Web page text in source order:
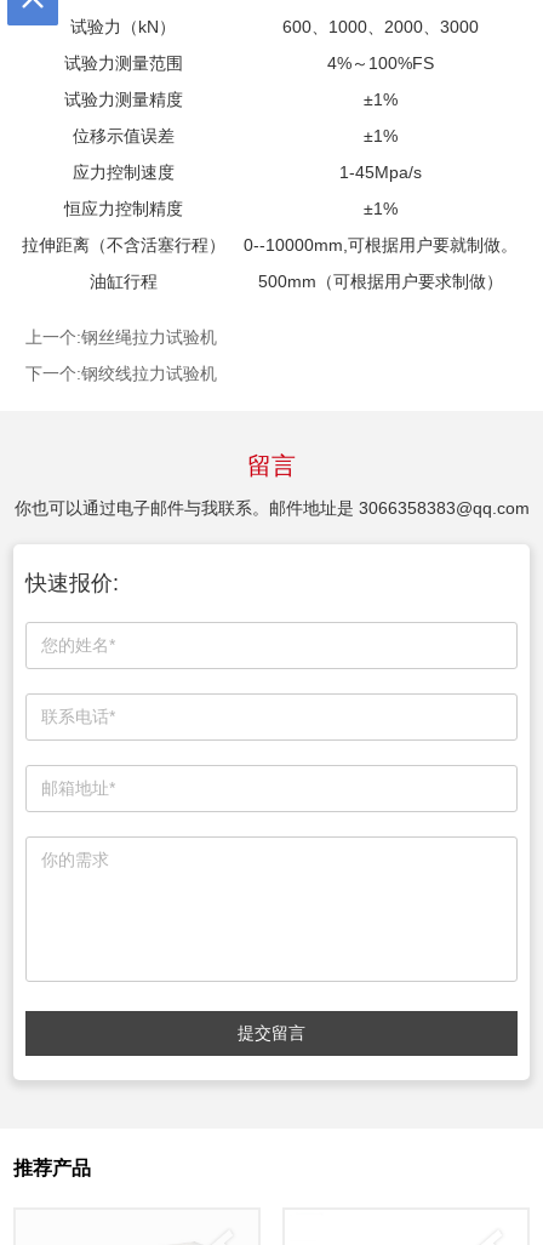
试验力（kN）
600、1000、2000、3000
试验力测量范围
4%～100%FS
试验力测量精度
±1%
位移示值误差
±1%
应力控制速度
1-45Mpa/s
恒应力控制精度
±1%
拉伸距离（不含活塞行程）
0--10000mm,可根据用户要就制做。
油缸行程
500mm（可根据用户要求制做）
上一个:钢丝绳拉力试验机
下一个:钢绞线拉力试验机
留言
你也可以通过电子邮件与我联系。邮件地址是 3066358383@qq.com
快速报价:
提交留言
推荐产品